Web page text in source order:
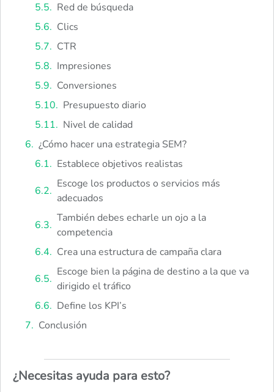
Red de búsqueda
Clics
CTR
Impresiones
Conversiones
Presupuesto diario
Nivel de calidad
¿Cómo hacer una estrategia SEM?
Establece objetivos realistas
Escoge los productos o servicios más
adecuados
También debes echarle un ojo a la
competencia
Crea una estructura de campaña clara
Escoge bien la página de destino a la que va
dirigido el tráfico
Define los KPI’s
Conclusión
¿Necesitas ayuda para esto?